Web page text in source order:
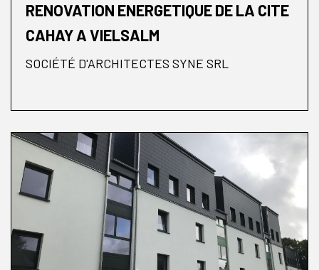
RENOVATION ENERGETIQUE DE LA CITE
CAHAY A VIELSALM
SOCIÉTÉ D'ARCHITECTES SYNE SRL